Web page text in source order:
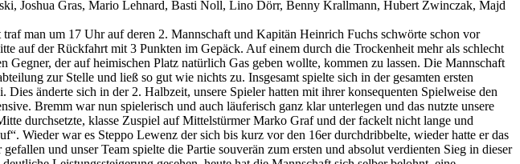
Joshua Gras, Mario Lehnard, Basti Noll, Lino Dörr, Benny Krallmann, Hubert Zwinczak, Majd
man um 17 Uhr auf deren 2. Mannschaft und Kapitän Heinrich Fuchs schwörte schon vor
auf der Rückfahrt mit 3 Punkten im Gepäck. Auf einem durch die Trockenheit mehr als schlecht
der auf heimischen Platz natürlich Gas geben wollte, kommen zu lassen. Die Mannschaft
zur Stelle und ließ so gut wie nichts zu. Insgesamt spielte sich in der gesamten ersten
änderte sich in der 2. Halbzeit, unsere Spieler hatten mit ihrer konsequenten Spielweise den
Bremm war nun spielerisch und auch läuferisch ganz klar unterlegen und das nutzte unsere
durchsetzte, klasse Zuspiel auf Mittelstürmer Marko Graf und der fackelt nicht lange und
Wieder war es Steppo Lewenz der sich bis kurz vor den 16er durchdribbelte, wieder hatte er das
und unser Team spielte die Partie souverän zum ersten und absolut verdienten Sieg in dieser